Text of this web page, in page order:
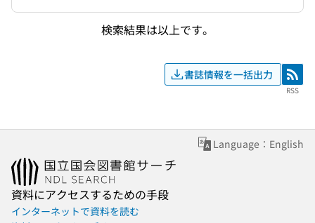
検索結果は以上です。
書誌情報を一括出力 RSS
RSS
Language：English
資料にアクセスするための手段
インターネットで資料を読む